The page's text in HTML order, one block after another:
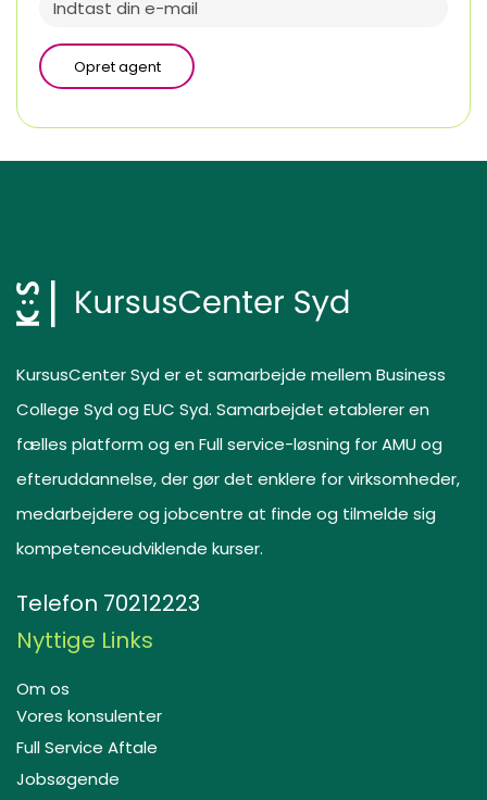
Opret agent
KursusCenter Syd er et samarbejde mellem Business
College Syd og EUC Syd. Samarbejdet etablerer en
fælles platform og en Full service-løsning for AMU og
efteruddannelse, der gør det enklere for virksomheder,
medarbejdere og jobcentre at finde og tilmelde sig
kompetenceudviklende kurser.
Telefon 70212223
Nyttige Links
Om os
Vores konsulenter
Full Service Aftale
Jobsøgende